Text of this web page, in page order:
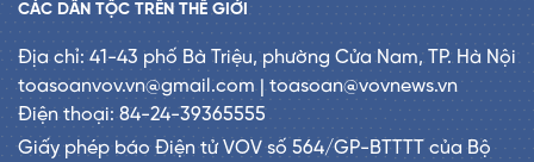
CÁC DÂN TỘC TRÊN THẾ GIỚI
Địa chỉ: 41-43 phố Bà Triệu, phường Cửa Nam, TP. Hà Nội
toasoanvov.vn@gmail.com | toasoan@vovnews.vn
Điện thoại: 84-24-39365555
Giấy phép báo Điện tử VOV số 564/GP-BTTTT của Bộ